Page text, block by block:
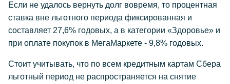
Если не удалось вернуть долг вовремя, то процентная
ставка вне льготного периода фиксированная и
составляет 27,6% годовых, а в категории «Здоровье» и
при оплате покупок в МегаМаркете - 9,8% годовых.
Стоит учитывать, что по всем кредитным картам Сбера
льготный период не распространяется на снятие